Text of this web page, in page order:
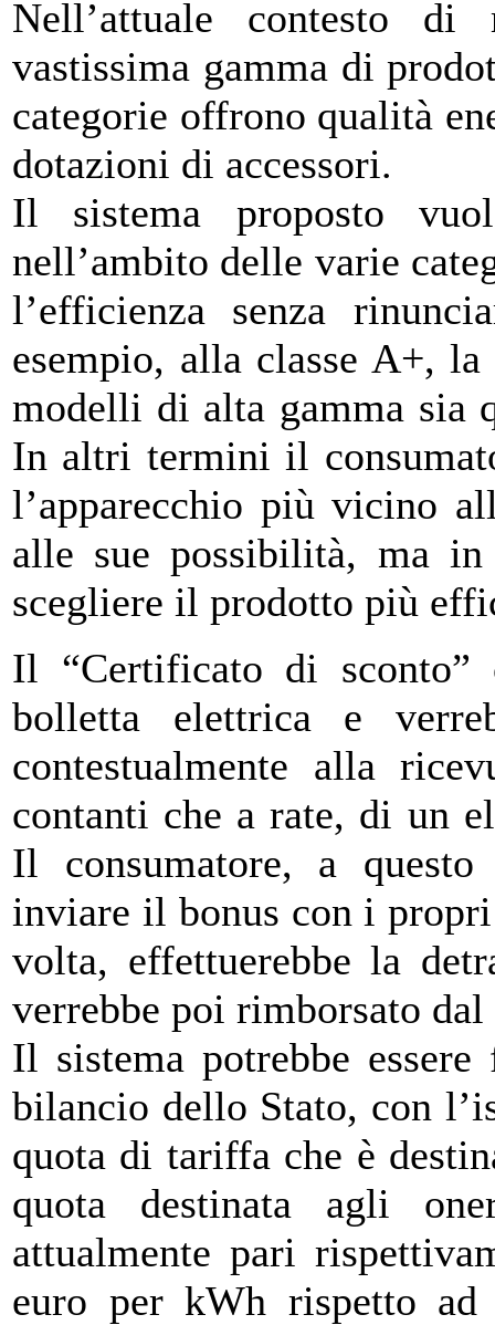
Nell’attuale contesto di
vastissima gamma di
categorie offrono qualità
dotazioni di accessori.
Il sistema proposto
nell’ambito delle varie
l’efficienza senza
esempio, alla classe A+,
modelli di alta gamma sia
In altri termini il
l’apparecchio più vicino
alle sue possibilità, ma in
scegliere il prodotto più
Il “Certificato di sconto”
bolletta elettrica e
contestualmente alla
contanti che a rate, di un
Il consumatore, a questo
inviare il bonus con i
volta, effettuerebbe la
verrebbe poi rimborsato
Il sistema potrebbe
bilancio dello Stato, con
quota di tariffa che è
quota destinata agli
attualmente pari
euro per kWh rispetto ad